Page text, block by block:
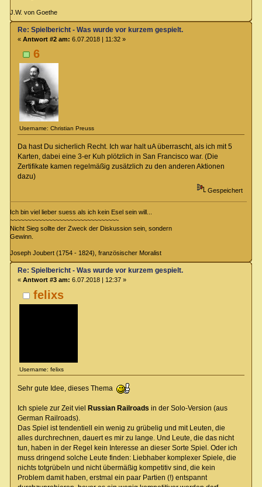
J.W. von Goethe
6
Username: Christian Preuss
Re: Spielbericht - Was wurde vor kurzem gespielt.
« Antwort #2 am: 6.07.2018 | 11:32 »
Da hast Du sicherlich Recht. Ich war halt uA überrascht, als ich mit 5
Karten, dabei eine 3-er Kuh plötzlich in San Francisco war. (Die
Zertifikate kamen regelmäßig zusätzlich zu den anderen Aktionen
dazu)
Gespeichert
Ich bin viel lieber suess als ich kein Esel sein will...
~~~~~~~~~~~~~~~~~~~~~~~~~~~~~~~
Nicht Sieg sollte der Zweck der Diskussion sein, sondern
Gewinn.
Joseph Joubert (1754 - 1824), französischer Moralist
felixs
Username: felixs
Re: Spielbericht - Was wurde vor kurzem gespielt.
« Antwort #3 am: 6.07.2018 | 12:37 »
Sehr gute Idee, dieses Thema
Ich spiele zur Zeit viel Russian Railroads in der Solo-Version (aus
German Railroads).
Das Spiel ist tendentiell ein wenig zu grübelig und mit Leuten, die
alles durchrechnen, dauert es mir zu lange. Und Leute, die das nicht
tun, haben in der Regel kein Interesse an dieser Sorte Spiel. Oder ich
muss dringend solche Leute finden: Liebhaber komplexer Spiele, die
nichts totgrübeln und nicht übermäßig kompetitiv sind, die kein
Problem damit haben, erstmal ein paar Partien (!) entspannt